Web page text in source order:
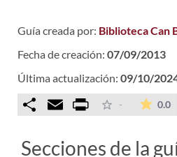
Guía creada por: Biblioteca Can
Fecha de creación: 07/09/2013
Última actualización: 09/10/
Comparteix
Email Print - 0.0
Secciones de la